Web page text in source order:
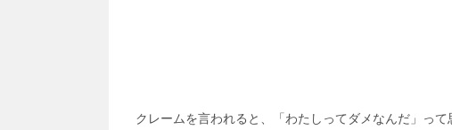
クレームを言われると、「わたしってダメなんだ」って